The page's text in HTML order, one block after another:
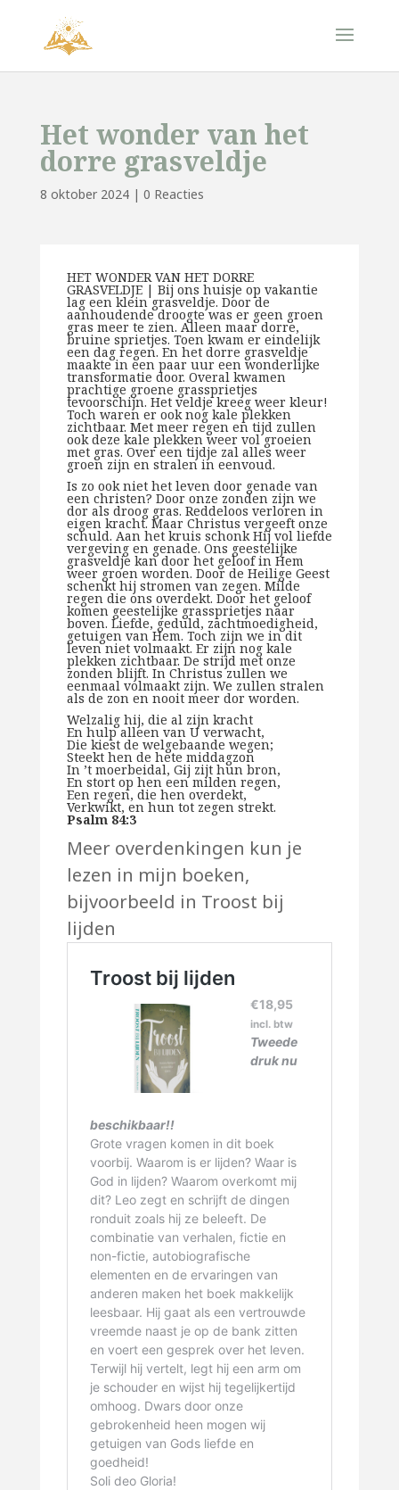
Het wonder van het
dorre grasveldje
8 oktober 2024| 0 Reacties
HET WONDER VAN HET DORRE
GRASVELDJE | Bij ons huisje op vakantie
lag een klein grasveldje. Door de
aanhoudende droogte was er geen groen
gras meer te zien. Alleen maar dorre,
bruine sprietjes. Toen kwam er eindelijk
een dag regen. En het dorre grasveldje
maakte in een paar uur een wonderlijke
transformatie door. Overal kwamen
prachtige groene grassprietjes
tevoorschijn. Het veldje kreeg weer kleur!
Toch waren er ook nog kale plekken
zichtbaar. Met meer regen en tijd zullen
ook deze kale plekken weer vol groeien
met gras. Over een tijdje zal alles weer
groen zijn en stralen in eenvoud.
Is zo ook niet het leven door genade van
een christen? Door onze zonden zijn we
dor als droog gras. Reddeloos verloren in
eigen kracht. Maar Christus vergeeft onze
schuld. Aan het kruis schonk Hij vol liefde
vergeving en genade. Ons geestelijke
grasveldje kan door het geloof in Hem
weer groen worden. Door de Heilige Geest
schenkt hij stromen van zegen. Milde
regen die ons overdekt. Door het geloof
komen geestelijke grassprietjes naar
boven. Liefde, geduld, zachtmoedigheid,
getuigen van Hem. Toch zijn we in dit
leven niet volmaakt. Er zijn nog kale
plekken zichtbaar. De strijd met onze
zonden blijft. In Christus zullen we
eenmaal volmaakt zijn. We zullen stralen
als de zon en nooit meer dor worden.
Welzalig hij, die al zijn kracht
En hulp alleen van U verwacht,
Die kiest de welgebaande wegen;
Steekt hen de hete middagzon
In ’t moerbeidal, Gij zijt hun bron,
En stort op hen een milden regen,
Een regen, die hen overdekt,
Verkwikt, en hun tot zegen strekt.
Psalm 84:3
Meer overdenkingen kun je
lezen in mijn boeken,
bijvoorbeeld in Troost bij
lijden